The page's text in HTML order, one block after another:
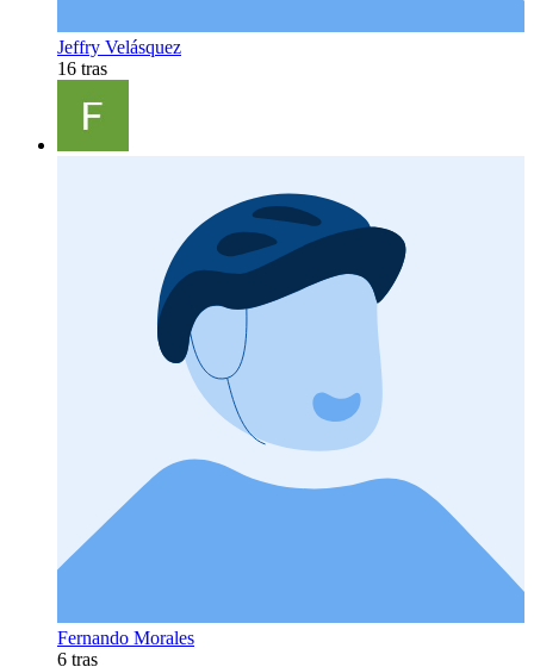
Jeffry Velásquez
16 tras
Fernando Morales
6 tras